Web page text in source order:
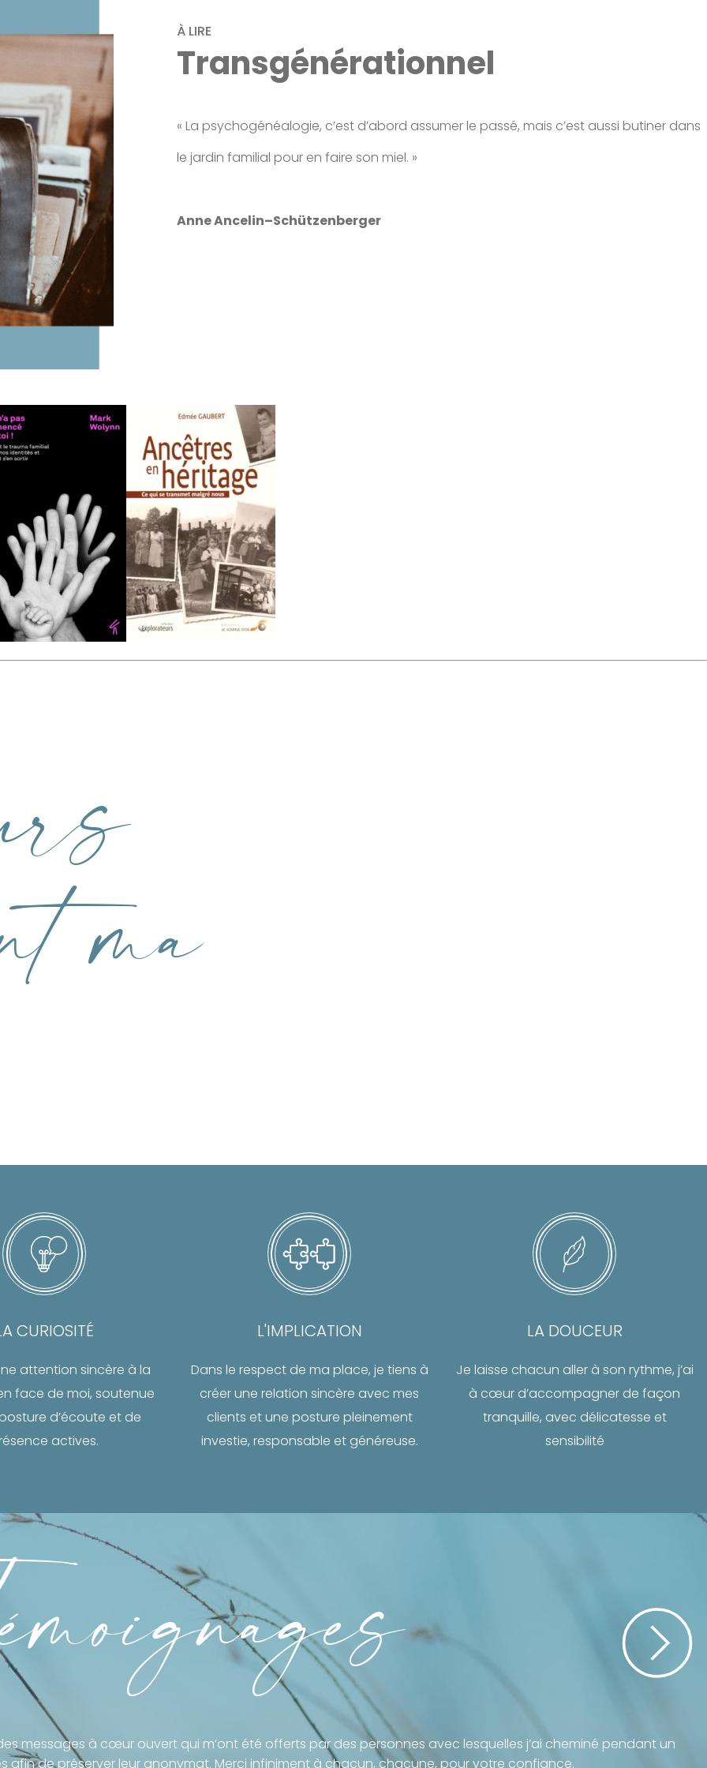
À LIRE
Transgénérationnel
« La psychogénéalogie, c’est d’abord assumer le passé, mais c’est aussi butiner dans
le jardin familial pour en faire son miel. »
Anne Ancelin–Schützenberger
ma
CURIOSITÉ
attention sincère à la
face de moi, soutenue
d’écoute et de
actives.
L'IMPLICATION
Dans le respect de ma place, je tiens à
créer une relation sincère avec mes
clients et une posture pleinement
investie, responsable et généreuse.
LA DOUCEUR
Je laisse chacun aller à son rythme, j’ai
à cœur d’accompagner de façon
tranquille, avec délicatesse et
sensibilité
messages à cœur ouvert qui m’ont été offerts par des personnes avec lesquelles j’ai cheminé pendant un
afin de préserver leur anonymat. Merci infiniment à chacun, chacune, pour votre confiance.